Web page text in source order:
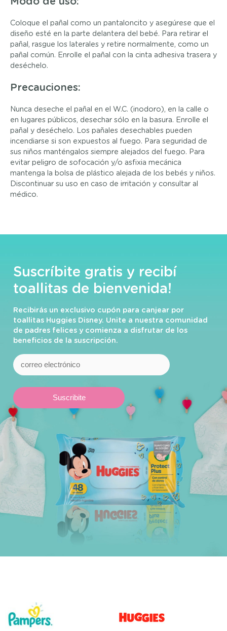
Coloque el pañal como un pantaloncito y asegúrese que el
diseño esté en la parte delantera del bebé. Para retirar el
pañal, rasgue los laterales y retire normalmente, como un
pañal común. Enrolle el pañal con la cinta adhesiva trasera y
deséchelo.
Precauciones:
Nunca deseche el pañal en el W.C. (inodoro), en la calle o
en lugares públicos, desechar sólo en la basura. Enrolle el
pañal y deséchelo. Los pañales desechables pueden
incendiarse si son expuestos al fuego. Para seguridad de
sus niños manténgalos siempre alejados del fuego. Para
evitar peligro de sofocación y/o asfixia mecánica
mantenga la bolsa de plástico alejada de los bebés y niños.
Discontinuar su uso en caso de irritación y consultar al
médico.
Suscríbite gratis y recibí
toallitas de bienvenida!
Recibirás un exclusivo cupón para canjear por
toallitas Huggies Disney. Unite a nuestra comunidad
de padres felices y comienza a disfrutar de los
beneficios de la suscripción.